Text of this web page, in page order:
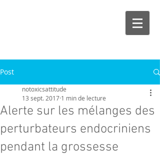
Post
Alerte sur les mélanges des
perturbateurs endocriniens
pendant la grossesse
notoxicsattitude
13 sept. 2017 1 min de lecture